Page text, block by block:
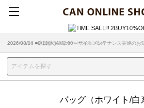
2026/08/04 ■8/13(木)AM2:00～サイトメンテナンス実施のお
バッグ（ホワイト/白